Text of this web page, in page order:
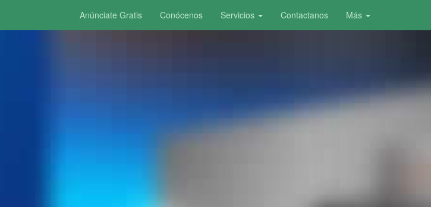
Anúnciate Gratis Conócenos Servicios Contactanos Más